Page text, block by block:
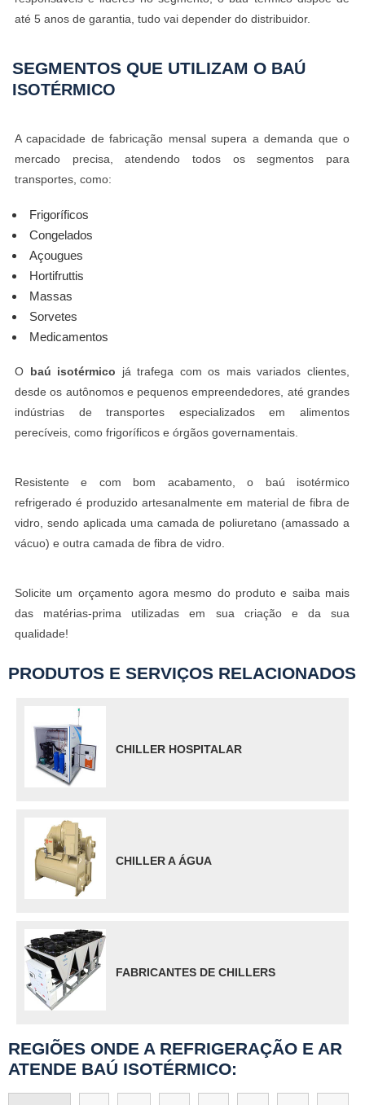
até 5 anos de garantia, tudo vai depender do distribuidor.
SEGMENTOS QUE UTILIZAM O BAÚ
ISOTÉRMICO
A capacidade de fabricação mensal supera a demanda que o
mercado precisa, atendendo todos os segmentos para
transportes, como:
Frigoríficos
Congelados
Açougues
Hortifruttis
Massas
Sorvetes
Medicamentos
O baú isotérmico já trafega com os mais variados clientes,
desde os autônomos e pequenos empreendedores, até grandes
indústrias de transportes especializados em alimentos
perecíveis, como frigoríficos e órgãos governamentais.
Resistente e com bom acabamento, o baú isotérmico
refrigerado é produzido artesanalmente em material de fibra de
vidro, sendo aplicada uma camada de poliuretano (amassado a
vácuo) e outra camada de fibra de vidro.
Solicite um orçamento agora mesmo do produto e saiba mais
das matérias-prima utilizadas em sua criação e da sua
qualidade!
PRODUTOS E SERVIÇOS RELACIONADOS
CHILLER HOSPITALAR
CHILLER A ÁGUA
FABRICANTES DE CHILLERS
REGIÕES ONDE A REFRIGERAÇÃO E AR
ATENDE BAÚ ISOTÉRMICO: